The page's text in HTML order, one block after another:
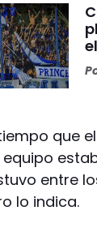
que
equipo
entre
lo indica.